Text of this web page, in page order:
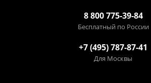
8 800 775-39-84
Бесплатный по России
+7 (495) 787-87-41
Для Москвы